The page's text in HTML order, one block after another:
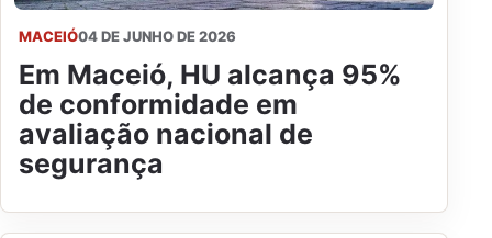
MACEIÓ04 DE JUNHO DE 2026
Em Maceió, HU alcança 95%
de conformidade em
avaliação nacional de
segurança